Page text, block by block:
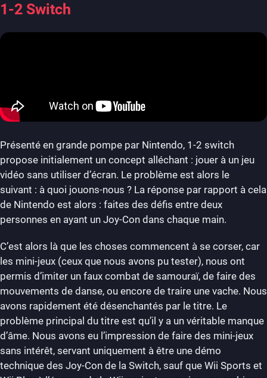
1-2 Switch
Présenté en grande pompe par Nintendo, 1-2 switch
propose initialement un concept alléchant : jouer à un jeu
vidéo sans utiliser d’écran. Le problème est alors le
suivant : à quoi jouons-nous ? La réponse par rapport à cela
de Nintendo est alors : faites des défis entre deux
personnes en ayant un Joy-Con dans chaque main.
C’est alors là que les choses commencent à se corser, car
les mini-jeux (ceux que nous avons pu tester), nous ont
permis d’imiter un faux combat de samouraï, de faire des
mouvements de danse, ou encore de traire une vache. Nous
avons rapidement été désenchantés par le titre. Le
problème principal du titre est qu’il y a un véritable manque
d’âme. Nous avons eu l’impression de faire des mini-jeux
sans intérêt, servant uniquement à être une démo
technique des Joy-Con de la Switch, sauf que Wii Sports et